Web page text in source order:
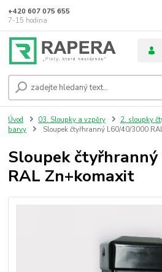
+420 607 075 655
7-15 hodina
Úvod 03. Sloupky a vzpěry 2. sloupky
barvy
Sloupek čtyřhranný L60/40/3000
Sloupek
RAL Zn+komaxit